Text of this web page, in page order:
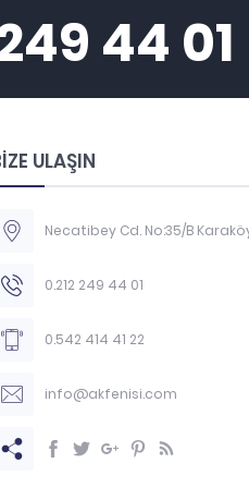
44 01
ULAŞIN
Necatibey Cd. No:35/B
0.212 249 44 01
0.542 414 41 22
info@akfenisi.com